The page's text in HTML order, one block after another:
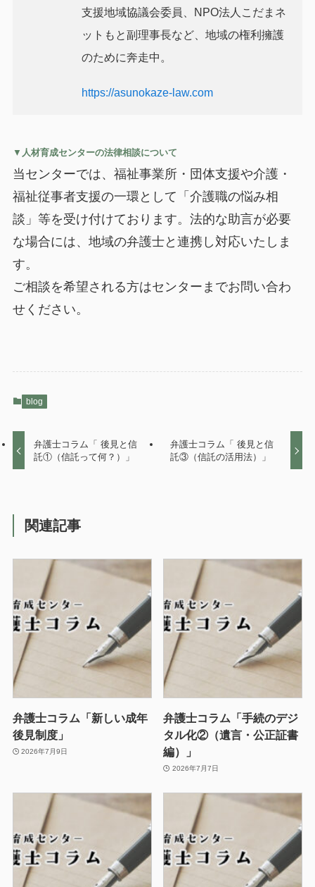
支援地域協議会委員、NPO法人こだまネ
ットもと副理事長など、地域の権利擁護
のために奔走中。
https://asunokaze-law.com
▼ 人材育成センターの法律相談について
当センターでは、福祉事業所・団体支援や介護・
福祉従事者支援の一環として「介護職の悩み相
談」等を受け付けております。法的な助言が必要
な場合には、地域の弁護士と連携し対応いたしま
す。
ご相談を希望される方はセンターまでお問い合わ
せください。
blog
弁護士コラム「 後見と信
託①（信託って何？）」
弁護士コラム「 後見と信
託③（信託の活用法）」
関連記事
弁護士コラム「新しい成年
後見制度」
2026年7月9日
弁護士コラム「手続のデジ
タル化②（遺言・公正証書
編）」
2026年7月7日